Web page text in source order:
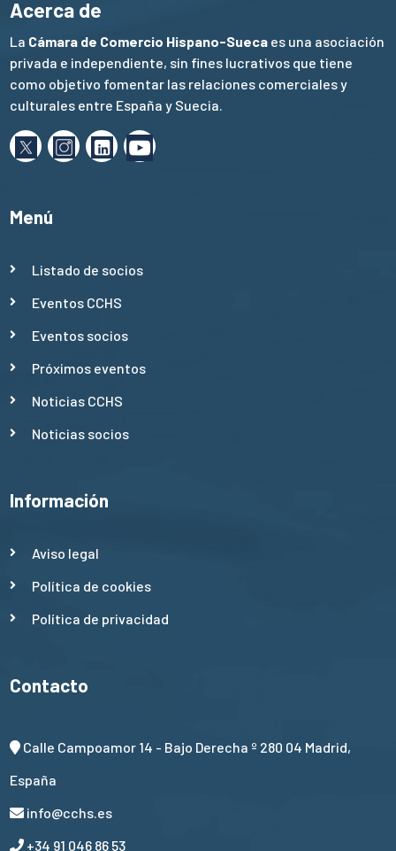
Acerca de
La Cámara de Comercio Hispano-Sueca es una asociación
privada e independiente, sin fines lucrativos que tiene
como objetivo fomentar las relaciones comerciales y
culturales entre España y Suecia.
Menú
Listado de socios
Eventos CCHS
Eventos socios
Próximos eventos
Noticias CCHS
Noticias socios
Información
Aviso legal
Política de cookies
Política de privacidad
Contacto
Calle Campoamor 14 - Bajo Derecha º 280 04 Madrid,
España
info@cchs.es
+34 91 046 86 53